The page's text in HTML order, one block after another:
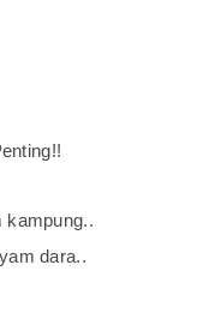
kampung..
dara..